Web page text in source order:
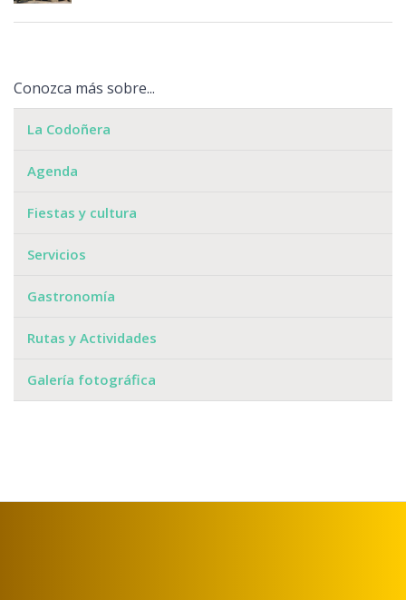
Conozca más sobre...
La Codoñera
Agenda
Fiestas y cultura
Servicios
Gastronomía
Rutas y Actividades
Galería fotográfica